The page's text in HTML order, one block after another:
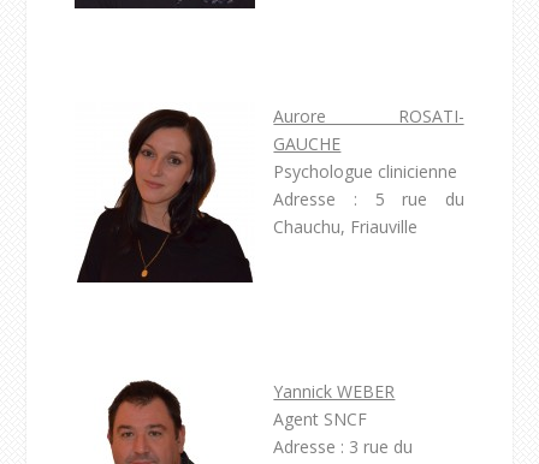
Aurore ROSATI-
GAUCHE
Psychologue clinicienne
Adresse : 5 rue du
Chauchu, Friauville
Yannick WEBER
Agent SNCF
Adresse : 3 rue du